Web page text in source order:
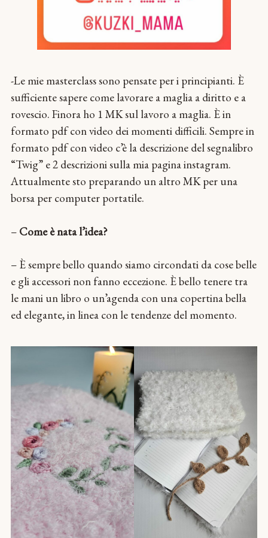
-Le mie masterclass sono pensate per i principianti. È
sufficiente sapere come lavorare a maglia a diritto e a
rovescio. Finora ho 1 MK sul lavoro a maglia. È in
formato pdf con video dei momenti difficili. Sempre in
formato pdf con video c’è la descrizione del segnalibro
“Twig” e 2 descrizioni sulla mia pagina instagram.
Attualmente sto preparando un altro MK per una
borsa per computer portatile.
– Сome è nata l’idea?
– È sempre bello quando siamo circondati da cose belle
e gli accessori non fanno eccezione. È bello tenere tra
le mani un libro o un’agenda con una copertina bella
ed elegante, in linea con le tendenze del momento.